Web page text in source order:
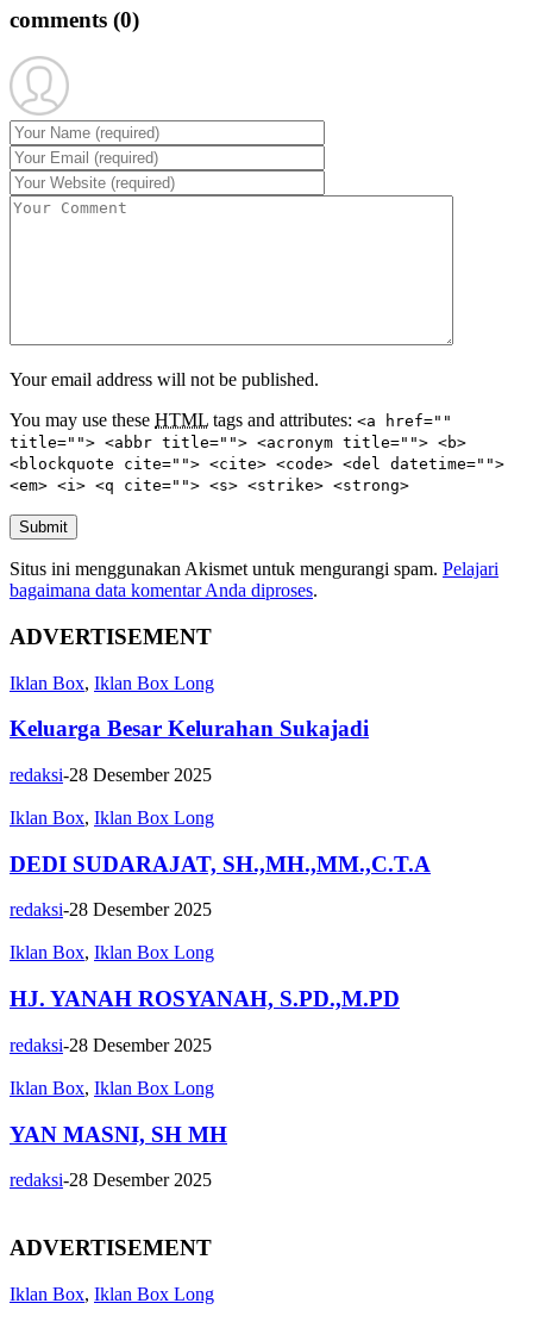
comments (0)
Your email address will not be published.
You may use these HTML tags and attributes: <a href=""
title=""> <abbr title=""> <acronym title=""> <b>
<blockquote cite=""> <cite> <code> <del datetime="">
<em> <i> <q cite=""> <s> <strike> <strong>
Submit
Situs ini menggunakan Akismet untuk mengurangi spam. Pelajari
bagaimana data komentar Anda diproses.
ADVERTISEMENT
Iklan Box, Iklan Box Long
Keluarga Besar Kelurahan Sukajadi
redaksi-28 Desember 2025
Iklan Box, Iklan Box Long
DEDI SUDARAJAT, SH.,MH.,MM.,C.T.A
redaksi-28 Desember 2025
Iklan Box, Iklan Box Long
HJ. YANAH ROSYANAH, S.PD.,M.PD
redaksi-28 Desember 2025
Iklan Box, Iklan Box Long
YAN MASNI, SH MH
redaksi-28 Desember 2025
ADVERTISEMENT
Iklan Box, Iklan Box Long